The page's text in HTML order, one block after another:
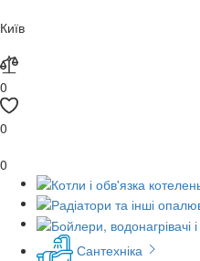
Київ
0
0
0
Сантехніка